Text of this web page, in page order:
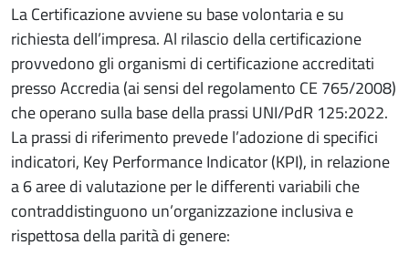
La Certificazione avviene su base volontaria e su
richiesta dell’impresa. Al rilascio della certificazione
provvedono gli organismi di certificazione accreditati
presso Accredia (ai sensi del regolamento CE 765/2008)
che operano sulla base della prassi UNI/PdR 125:2022.
La prassi di riferimento prevede l’adozione di specifici
indicatori, Key Performance Indicator (KPI), in relazione
a 6 aree di valutazione per le differenti variabili che
contraddistinguono un’organizzazione inclusiva e
rispettosa della parità di genere: